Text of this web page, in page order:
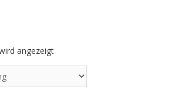
angezeigt